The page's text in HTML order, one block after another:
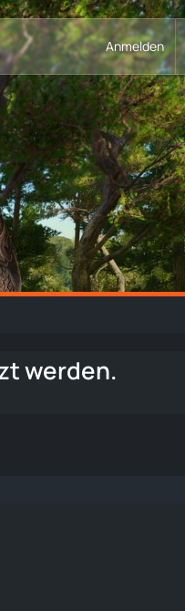
Anmelden
werden.